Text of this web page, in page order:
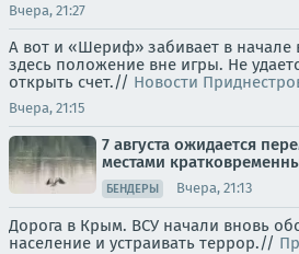
Вчера, 21:27
А вот и «Шериф» забивает в начале
здесь положение вне игры. Не
открыть счет.// Новости
Вчера, 21:15
7 августа ожидается
местами
БЕНДЕРЫ Вчера, 21:13
Дорога в Крым. ВСУ начали вновь
население и устраивать террор.//